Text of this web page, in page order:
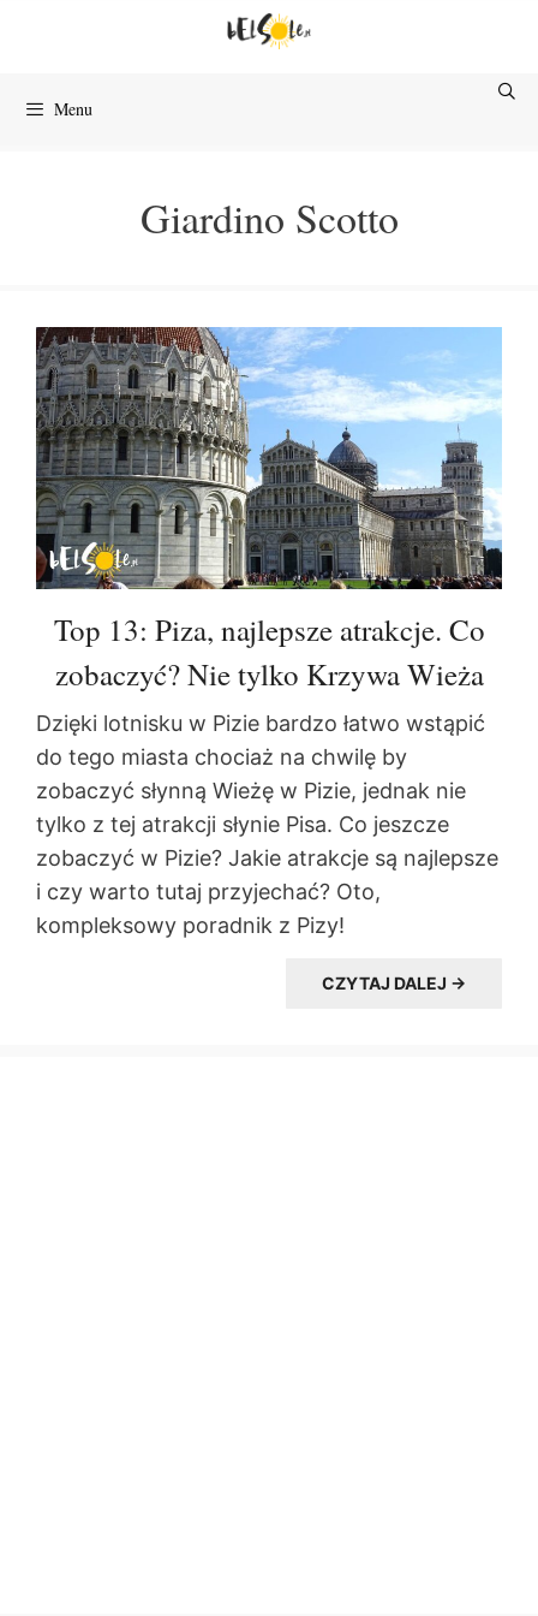
Menu
Giardino Scotto
Top 13: Piza, najlepsze atrakcje. Co
zobaczyć? Nie tylko Krzywa Wieża
Dzięki lotnisku w Pizie bardzo łatwo wstąpić
do tego miasta chociaż na chwilę by
zobaczyć słynną Wieżę w Pizie, jednak nie
tylko z tej atrakcji słynie Pisa. Co jeszcze
zobaczyć w Pizie? Jakie atrakcje są najlepsze
i czy warto tutaj przyjechać? Oto,
kompleksowy poradnik z Pizy!
CZYTAJ DALEJ →